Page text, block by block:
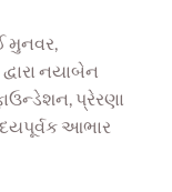
મુનવર,
નયાબેન
પ્રેરણા
આભાર